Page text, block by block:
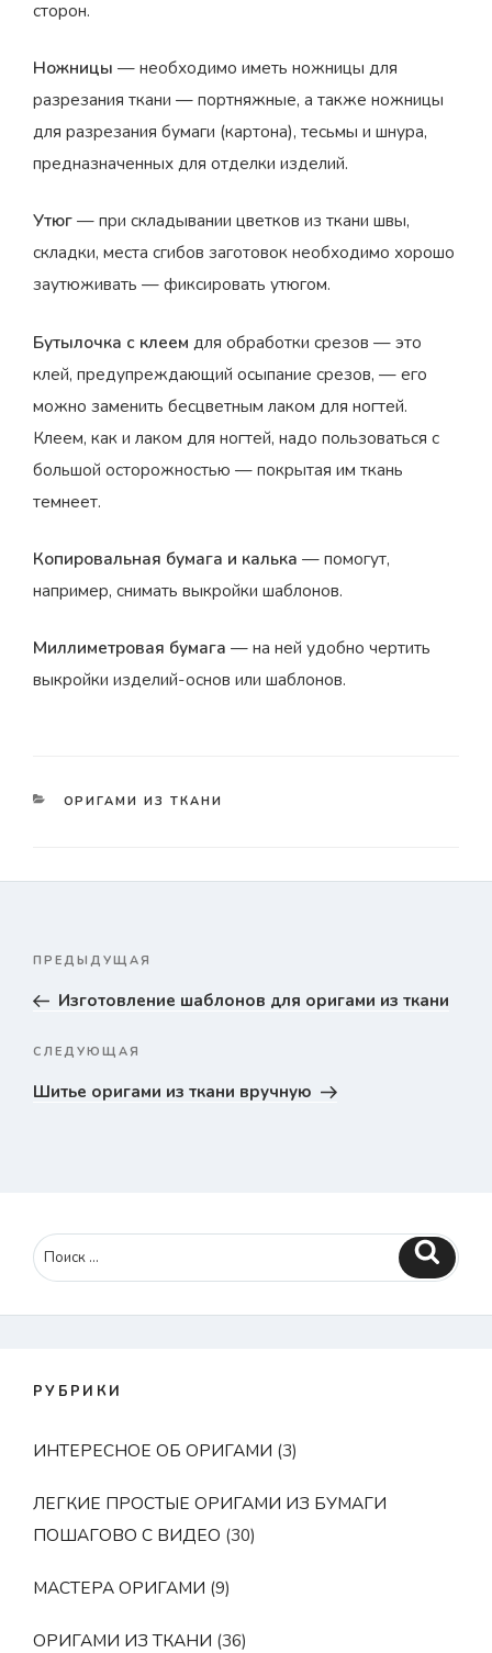
сторон.
Ножницы — необходимо иметь ножницы для
разрезания ткани — портняжные, а также ножницы
для разрезания бумаги (картона), тесьмы и шнура,
предназначенных для отделки изделий.
Утюг— при складывании цветков из ткани швы,
складки, места сгибов заготовок необходимо хорошо
заутюживать — фиксировать утюгом.
Бутылочка с клеем для обработки срезов — это
клей, предупреждающий осыпание срезов, — его
можно заменить бесцветным лаком для ногтей.
Клеем, как и лаком для ногтей, надо пользоваться с
большой осторожностью — покрытая им ткань
темнеет.
Копировальная бумага и калька — помогут,
например, снимать выкройки шаблонов.
Миллиметровая бумага — на ней удобно чертить
выкройки изделий-основ или шаблонов.
КАТЕГОРИИ
ОРИГАМИ ИЗ ТКАНИ
записям
Предыдущая
запись
ПРЕДЫДУЩАЯ
Изготовление шаблонов для оригами из ткани
Следующая
запись
СЛЕДУЮЩАЯ
Шитье оригами из ткани вручную
Поиск
РУБРИКИ
ИНТЕРЕСНОЕ ОБ ОРИГАМИ (3)
ЛЕГКИЕ ПРОСТЫЕ ОРИГАМИ ИЗ БУМАГИ
ПОШАГОВО С ВИДЕО (30)
МАСТЕРА ОРИГАМИ (9)
ОРИГАМИ ИЗ ТКАНИ (36)